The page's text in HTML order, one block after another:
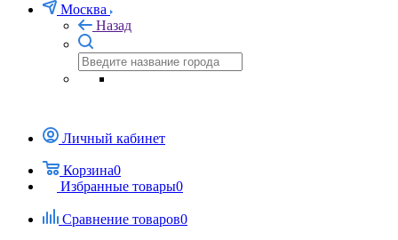
Москва
Назад
Личный кабинет
Корзина0
Избранные товары0
Сравнение товаров0